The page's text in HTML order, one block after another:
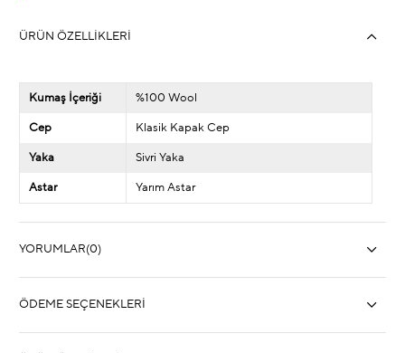
ÜRÜN ÖZELLIKLERI
Kumaş İçeriği %100 Wool
Cep Klasik Kapak Cep
Yaka Sivri Yaka
Astar Yarım Astar
YORUMLAR(0)
ÖDEME SEÇENEKLERI